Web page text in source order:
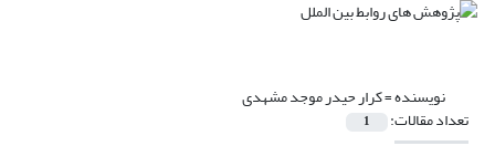
نویسنده =کرار حیدر موجد مشهدی
تعداد مقالات: 1